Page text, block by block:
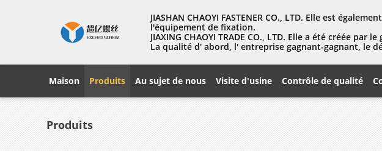
JIASHAN CHAOYI FASTENER CO., LTD. Elle est
l'équipement de fixation.
JIAXING CHAOYI TRADE CO., LTD. Elle a été créée par
La qualité d' abord, l' entreprise gagnant-gagnant, le
Maison Produits Au sujet de nous Visite d'usine Contrôle de qualité
Produits